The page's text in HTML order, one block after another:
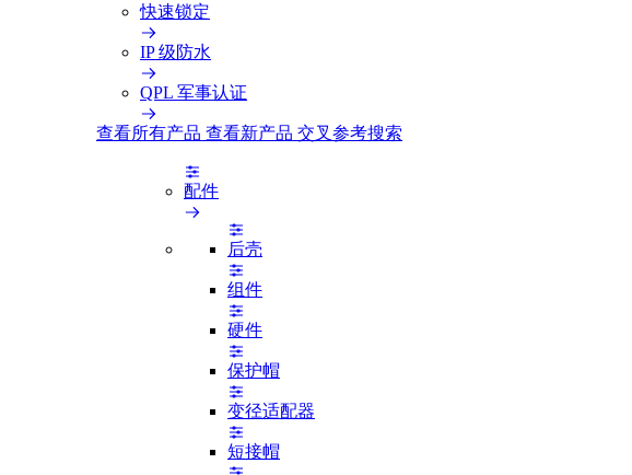
快速锁定
IP 级防水
QPL 军事认证
查看所有产品 查看新产品 交叉参考搜索
配件
后壳
组件
硬件
保护帽
变径适配器
短接帽